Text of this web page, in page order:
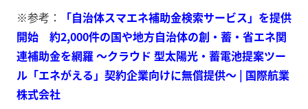
※参考：
「自治体スマエネ補助金検索サービス」を提供
開始 約2,000件の国や地方自治体の創・蓄・省エネ関
連補助金を網羅 ～クラウド 型太陽光・蓄電池提案ツー
ル「エネがえる」契約企業向けに無償提供～ | 国際航業
株式会社